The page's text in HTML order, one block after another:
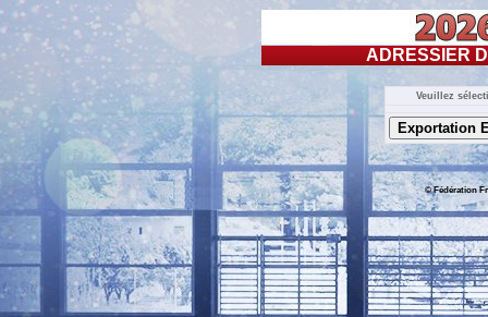
ADRESSIER
Veuillez
© Fédération